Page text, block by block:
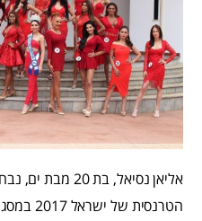
אליאן נסיאל, בת
הטרנסית